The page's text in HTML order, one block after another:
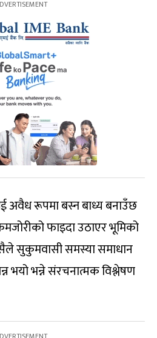
अवैध रूपमा बस्न बाध्य बनाउँछ
फाइदा उठाएर भूमिको
सुकुमवासी समस्या समाधान
भयो भन्ने संरचनात्मक विश्लेषण